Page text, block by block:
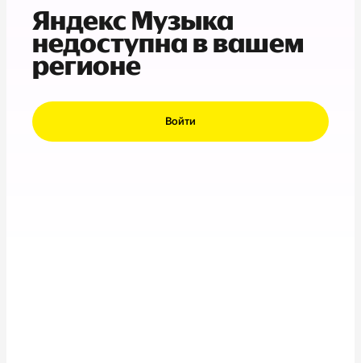
Яндекс Музыка
недоступна в вашем
регионе
Войти